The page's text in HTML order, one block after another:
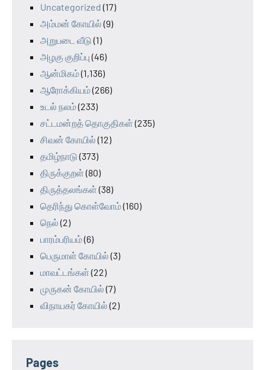
Uncategorized (17)
அம்மன் கோயில் (9)
அறுபடை வீடு (1)
அழகு குறிப்பு (46)
ஆன்மிகம்(1,136)
ஆரோக்கியம்(266)
உடல் நலம்(233)
சட்டமன்றத் தொகுதிகள் (235)
சிவன் கோயில் (12)
தமிழ்நாடு (373)
திருக்குறள் (80)
திருத்தலங்கள் (38)
தெரிந்து கொள்வோம்(160)
நெல் (2)
பாரம்பரியம்(6)
பெருமாள் கோயில் (3)
மாவட்டங்கள் (22)
முருகன் கோயில் (7)
விநாயகர் கோயில் (2)
Pages